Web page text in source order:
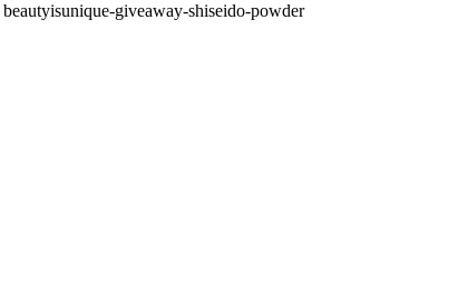
beautyisunique-giveaway-shiseido-powder